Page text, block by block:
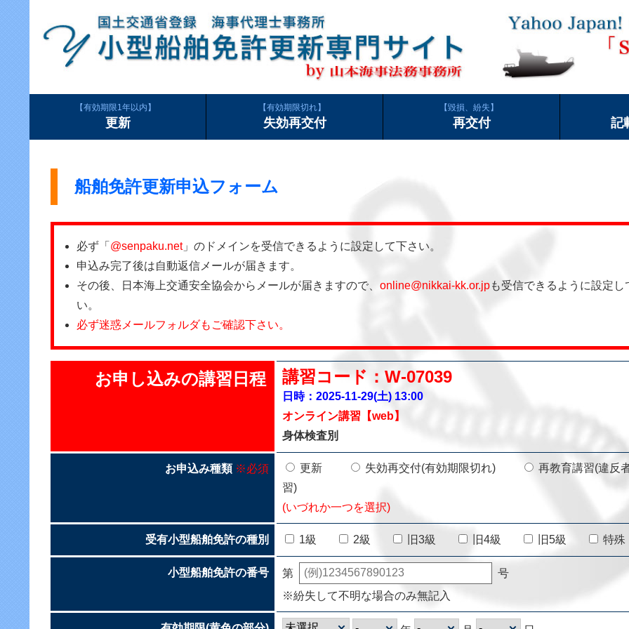
有効期限1年以内
更新
有効期限切れ
失効再交付
毀損、紛失
再交付 記
船舶免許更新申込フォーム
必ず「 @senpaku.net」のドメインを受信できるように設定して下さい。
申込み完了後は自動返信メールが届きます。
その後、日本海上交通安全協会からメールが届きますので、 online@nikkai-kk.or.jpも受信できるように設定し
い。
必ず迷惑メールフォルダもご確認下さい。
お申し込みの講習日程 講習コード：W-07039
日時：2025-11-29(土) 13:00
オンライン講習【web】
身体検査別
お申込み種類※必須 更新 失効再交付(有効期限切れ)
再教育講習(違反
習)
(いづれか一つを選択)
受有小型船舶免許の種別 1級 2級 旧3級 旧4級 旧5級 特殊
小型船舶免許の番号 第
号
※紛失して不明な場合のみ無記入